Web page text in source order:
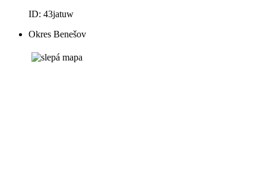
ID: 43jatuw
Okres Benešov